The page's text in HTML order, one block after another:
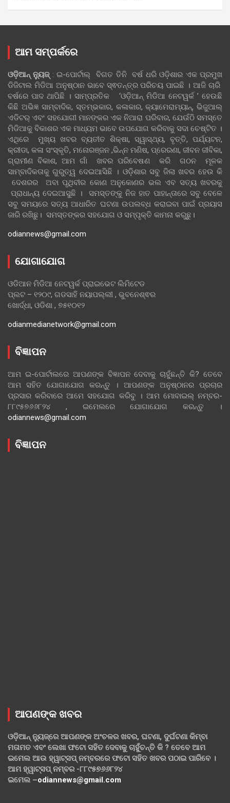
ଆମ ସମ୍ପର୍କରେ
ଓଡ଼ିଆନ୍‍ ନ୍ୟୁଜ୍‍: ଇ-ପୋର୍ଟାଲ୍ ବିଗତ ତିନି ବର୍ଷ ଧରି ଓଡ଼ିଶାର ଏକ ପ୍ରମୁଖ
ଡିଜିଟାଲ ମିଡିଆ ଅନୁଷ୍ଠାନ ଭାବେ ସ୍ଵତନ୍ତ୍ର ପରିଚୟ ପାଇଛି । ଆଜି ଚାରି
ବର୍ଷରେ ପାଦ ଥାପିଛି । ସାମ୍ପ୍ରତିକ ‘ଓଡ଼ିଆନ୍‍ ମିଡିଆ ନେଟୱର୍କ ’ ହେଉଛି
କିଛି ଅଭିଜ୍ଞ ସାମ୍ବାଦିକ, ସ୍ତମ୍ଭକାର, କଳାକାର, କ୍ୟାମେରାମ୍ୟାନ୍, ଭିଜୁଆଲ୍
ଏଡିଟର୍ ଏବଂ ସହଯୋଗୀ ମାନଙ୍କର ଏକ ନିଆରା ପରିବାର, ଯେଉଁଠି ସମସ୍ତେ
ମିଡିଆକୁ ବିକାଶର ଏକ ମାଧ୍ୟମ ଭାବେ ଉପଯୋଗ କରିବାକୁ ସଦା ଚେଷ୍ଟିତ ।
ଏଥିରେ ମୁଖ୍ୟ ଖବର ବ୍ୟତୀତ ଶିକ୍ଷା, ସ୍ୱାସ୍ଥ୍ୟ, ବୃତ୍ତି, ପର୍ଯ୍ୟଟନ,
କ୍ରୀଡା, କଳା ସଂସ୍କୃତି, ମନୋରଞ୍ଜନ ,ଭିନ୍ନ ମଣିଷ, ପ୍ରେରଣା, ଜୀବନ ଜୀବିକା,
ଗ୍ରାମୀଣ ବିକାଶ, ଆମ ଗାଁ ଖବର ପରିବେଷଣ କରି ଗଠନ ମୂଳକ
ସାମ୍ବାଦିକତାକୁ ଗୁରୁତ୍ୱ ଦେଇଆସିଛି । ଓଡ଼ିଶାର ସବୁ ଜିଲା ଖବର ହେଉ କି
ଦେଶରର ଅବା ପୃଥିବୀର କୋଣ ଅନୁକୋଣର ଭଲ ଏବ ସତ୍ୟ ଖବରକୁ
ପ୍ରାଧାନ୍ୟ ଦେଇଆସୁଛି । ସମସ୍ତଙ୍କୁ ନିଜ ହାତ ପାହାନ୍ତାରେ ସବୁ ବେଳେ
ସବୁ ସମୟରେ ସତ୍ୟ ଆଧାରିତ ଘଟଣା ଉପଲବ୍ଧ କରାଇବା ପାଇଁ ପ୍ରୟାସ
ଜାରି ରଖିଛୁ। ସମସ୍ତଙ୍କର ସହଯୋଗ ଓ ସମ୍ପୃକ୍ତି କାମନା କରୁଛୁ।
odiannews@gmail.com
ଯୋଗାଯୋଗ
ଓଡିଆନ ମିଡିଆ ନେଟୱର୍କ ପ୍ରାଇଭେଟ ଲିମିଟେଡ
ପ୍ଲଟ – ୧୨୦୯, ଗଡସାହି ନୟାପଲ୍ଲୀ , ଭୁବନେଶ୍ଵର
ଖୋର୍ଦ୍ଧା, ଓଡିଶା , ୭୫୧୦୧୨
odianmedianetwork@gmail.com
ବିଜ୍ଞାପନ
ଆମ ଇ-ପୋର୍ଟାଲରେ ଆପଣଙ୍କ ବିଜ୍ଞାପନ ଦେବାକୁ ଚାହୁଁଛନ୍ତି କି? ତେବେ
ଆମ ସହିତ ଯୋଗାଯୋଗ କରନ୍ତୁ । ଆପଣଙ୍କ ଅନୁଷ୍ଠାନର ପ୍ରଚାର
ପ୍ରସାର କରିବାରେ ଆମେ ସହଯୋଗ କରିବୁ । ଆମ ମୋବାଇଲ୍ ନମ୍ବର-
୮୮୯୫୭୬୬୮୨୪ , ଇମେଲରେ ଯୋଗାଯୋଗ କରନ୍ତୁ ।
odiannews@gmail.com
ବିଜ୍ଞାପନ
ଆପଣଙ୍କ ଖବର
ଓଡ଼ିଆନ୍ ନ୍ୟୁଜ୍‌ରେ ଆପଣଙ୍କ ଅଂଚଳର ଖବର, ଘଟଣା, ଦୁର୍ଘଟଣା କିମ୍ବା
ମତାମତ ଏବଂ ଲେଖା ଫଟୋ ସହିତ ଦେବାକୁ ଚାହୁଁଚନ୍ତି କି ? ତେବେ ଆମ
ଇମେଲ ଆଉ ହ୍ୱାଟ୍‌ସପ୍ ନମ୍ବରରେ ଫଟୋ ସହିତ ଖବର ପଠାଇ ପାରିବେ ।
ଆମ ହ୍ୱାଟ୍‌ସପ୍ ନମ୍ବର -୮୮୯୫୭୬୬୮୨୪
ଇମେଲ –odiannews@gmail.com